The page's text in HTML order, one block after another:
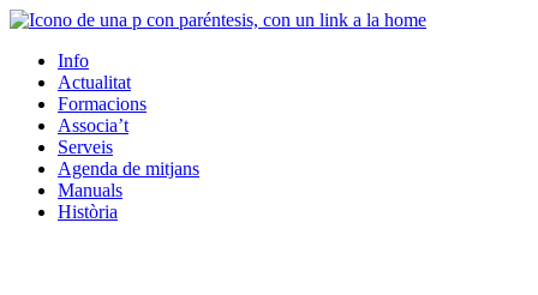
Info
Actualitat
Formacions
Associa’t
Serveis
Agenda de mitjans
Manuals
Història